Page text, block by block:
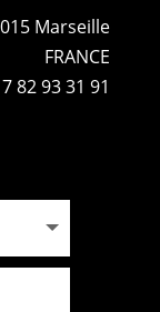
Marseille
FRANCE
82 93 31 91